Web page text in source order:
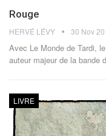
Rouge
HERVÉ LÉVY 30 Nov
Avec Le Monde de Tardi,
auteur majeur de la bande
LIVRE